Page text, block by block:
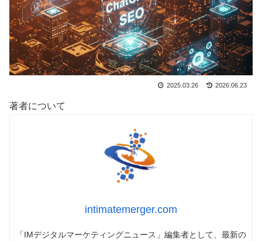
2025.03.26 2026.06.23
著者について
intimatemerger.com
「IMデジタルマーケティングニュース」編集者として、最新の